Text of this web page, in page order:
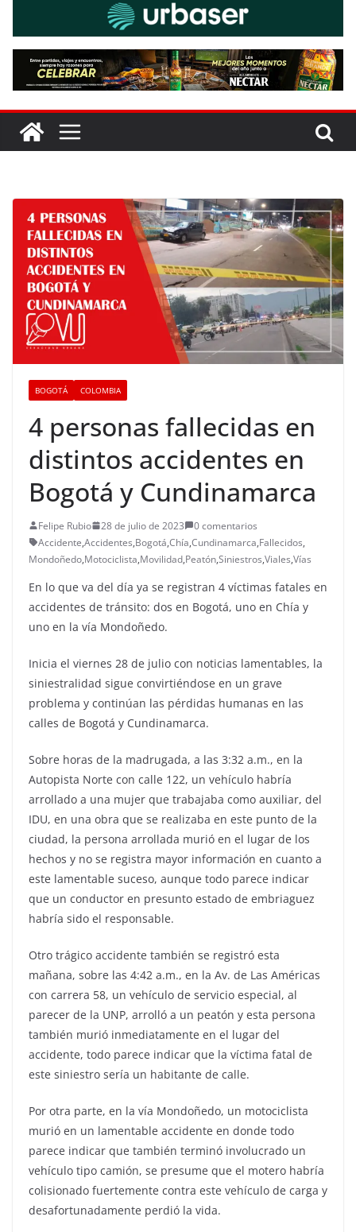
BOGOTÁ COLOMBIA
4 personas fallecidas en
distintos accidentes en
Bogotá y Cundinamarca
Felipe Rubio 28 de julio de 2023
0 comentarios
Accidente,Accidentes,Bogotá,Chía,Cundinamarca,Fallecidos,
Mondoñedo,Motociclista,Movilidad,Peatón,Siniestros,Viales,Vías
En lo que va del día ya se registran 4 víctimas fatales en
accidentes de tránsito: dos en Bogotá, uno en Chía y
uno en la vía Mondoñedo.
Inicia el viernes 28 de julio con noticias lamentables, la
siniestralidad sigue convirtiéndose en un grave
problema y continúan las pérdidas humanas en las
calles de Bogotá y Cundinamarca.
Sobre horas de la madrugada, a las 3:32 a.m., en la
Autopista Norte con calle 122, un vehículo habría
arrollado a una mujer que trabajaba como auxiliar, del
IDU, en una obra que se realizaba en este punto de la
ciudad, la persona arrollada murió en el lugar de los
hechos y no se registra mayor información en cuanto a
este lamentable suceso, aunque todo parece indicar
que un conductor en presunto estado de embriaguez
habría sido el responsable.
Otro trágico accidente también se registró esta
mañana, sobre las 4:42 a.m., en la Av. de Las Américas
con carrera 58, un vehículo de servicio especial, al
parecer de la UNP, arrolló a un peatón y esta persona
también murió inmediatamente en el lugar del
accidente, todo parece indicar que la víctima fatal de
este siniestro sería un habitante de calle.
Por otra parte, en la vía Mondoñedo, un motociclista
murió en un lamentable accidente en donde todo
parece indicar que también terminó involucrado un
vehículo tipo camión, se presume que el motero habría
colisionado fuertemente contra este vehículo de carga y
desafortunadamente perdió la vida.